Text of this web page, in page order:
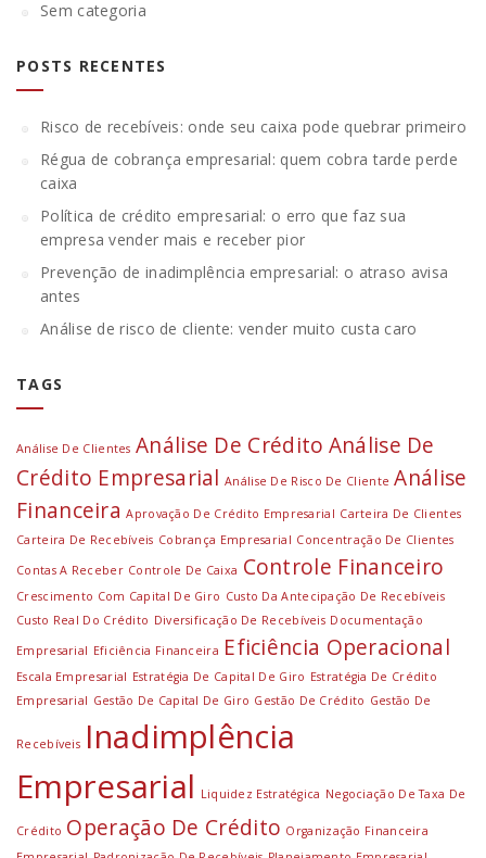
Sem categoria
POSTS RECENTES
Risco de recebíveis: onde seu caixa pode quebrar primeiro
Régua de cobrança empresarial: quem cobra tarde perde
caixa
Política de crédito empresarial: o erro que faz sua
empresa vender mais e receber pior
Prevenção de inadimplência empresarial: o atraso avisa
antes
Análise de risco de cliente: vender muito custa caro
TAGS
Análise De Clientes Análise De Crédito Análise De
Crédito Empresarial Análise De Risco De Cliente Análise
Financeira Aprovação De Crédito Empresarial Carteira De Clientes
Carteira De Recebíveis Cobrança Empresarial Concentração De Clientes
Contas A Receber Controle De Caixa Controle Financeiro
Crescimento Com Capital De Giro Custo Da Antecipação De Recebíveis
Custo Real Do Crédito Diversificação De Recebíveis Documentação
Empresarial Eficiência Financeira Eficiência Operacional
Escala Empresarial Estratégia De Capital De Giro Estratégia De Crédito
Empresarial Gestão De Capital De Giro Gestão De Crédito Gestão De
Recebíveis Inadimplência
Empresarial Liquidez Estratégica Negociação De Taxa De
Crédito Operação De Crédito Organização Financeira